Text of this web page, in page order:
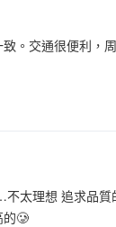
。交通很便利，
太理想 追求品質
的🥲